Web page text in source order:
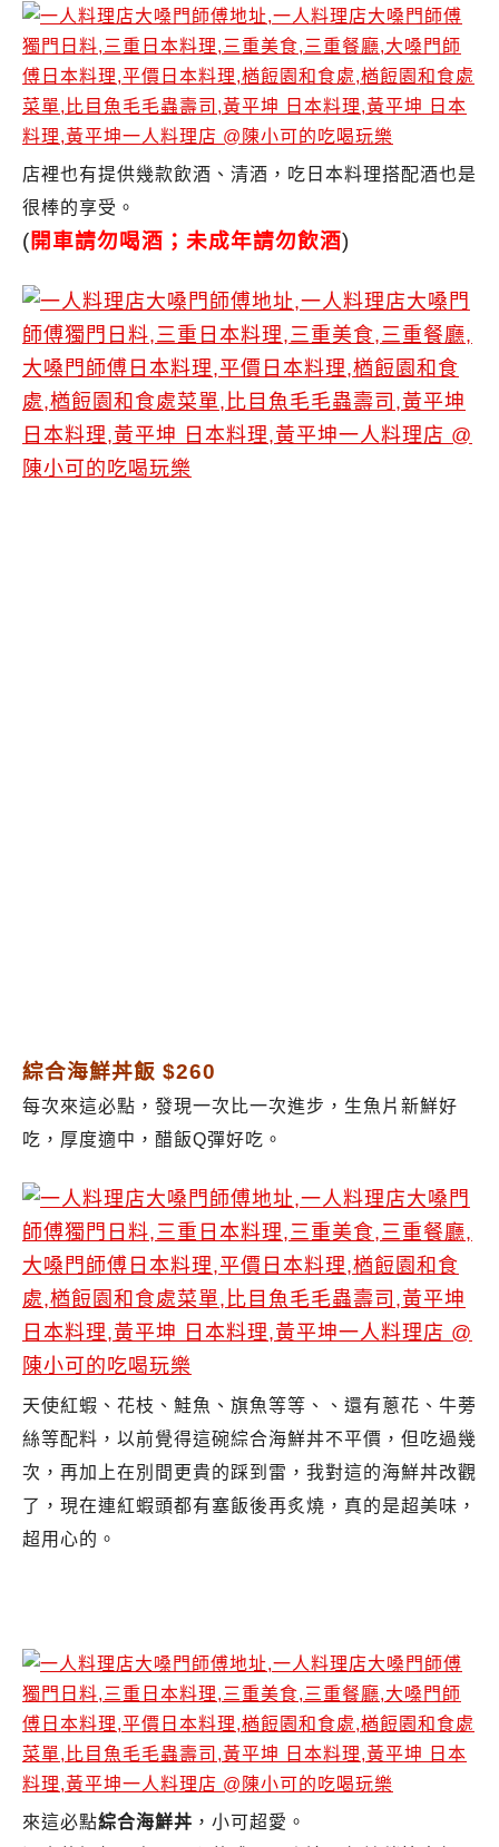
店裡也有提供幾款飲酒、清酒，吃日本料理搭配酒也是
很棒的享受。
(開車請勿喝酒；未成年請勿飲酒)
綜合海鮮丼飯 $260
每次來這必點，發現一次比一次進步，生魚片新鮮好
吃，厚度適中，醋飯Q彈好吃。
天使紅蝦、花枝、鮭魚、旗魚等等、、還有蔥花、牛蒡
絲等配料，以前覺得這碗綜合海鮮丼不平價，但吃過幾
次，再加上在別間更貴的踩到雷，我對這的海鮮丼改觀
了，現在連紅蝦頭都有塞飯後再炙燒，真的是超美味，
超用心的。
來這必點綜合海鮮丼 ，小可超愛。